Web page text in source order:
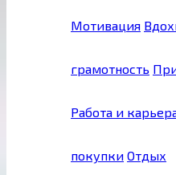
Мотивация
грамотность
Работа и
покупки Отдых